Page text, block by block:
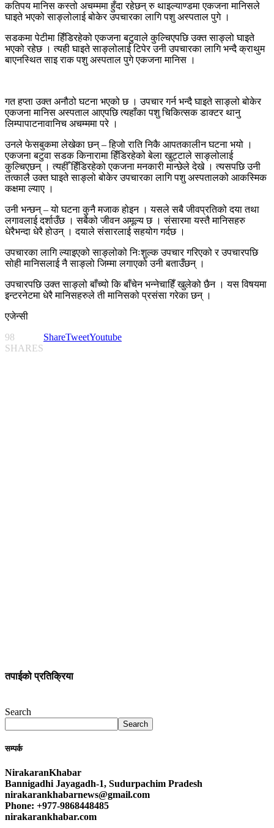
कतिपय मानिस कस्तो अचम्ममा हुँदा रहेछन् रु थाइल्याण्डमा एकजना मानिसले
घाइते भएको साङ्लोलाई बोकेर उपचारका लागि पशु अस्पताल पुगे ।
सडकमा पेटीमा हिँडिरहेको एकजना बटुवाले कुल्चिएपछि उक्त साङ्लो घाइते
भएको रहेछ । त्यही घाइते साङ्लोलाई टिपेर उनी उपचारका लागि भन्दै क्राथुम
बाएनस्थित साइ राक पशु अस्पताल पुगे एकजना मानिस ।
गत हप्ता उक्त अनौठो घटना भएको छ । उपचार गर्न भन्दै घाइते साङ्लो बोकेर
एकजना मानिस अस्पताल आएपछि त्यहाँका पशु चिकित्सक डाक्टर थानु
लिम्पापाटनावानिच अचम्ममा परे ।
उनले फेसबुकमा लेखेका छन् – हिजो राति निकै आपतकालीन घटना भयो ।
एकजना बटुवा सडक किनारामा हिँडिरहेको बेला खुट्टाले साङ्लोलाई
कुल्चिएछन् । त्यहीँ हिँडिरहेको एकजना मनकारी मान्छेले देखे । त्यसपछि उनी
तत्कालै उक्त घाइते साङ्लो बोकेर उपचारका लागि पशु अस्पतालको आकस्मिक
कक्षमा ल्याए ।
उनी भन्छन् – यो घटना कुनै मजाक होइन । यसले सबै जीवप्रतिको दया तथा
लगावलाई दर्शाउँछ । सबैको जीवन अमूल्य छ । संसारमा यस्तै मानिसहरु
धेरैभन्दा धेरै होउन् । दयाले संसारलाई सहयोग गर्दछ ।
उपचारका लागि ल्याइएको साङ्लोको निःशुल्क उपचार गरिएको र उपचारपछि
सोही मानिसलाई नै साङ्लो जिम्मा लगाएको उनी बताउँछन् ।
उपचारपछि उक्त साङ्लो बाँच्यो कि बाँचेन भन्नेचाहिँ खुलेको छैन । यस विषयमा
इन्टरनेटमा धेरै मानिसहरुले ती मानिसको प्रसंसा गरेका छन् ।
एजेन्सी
98
SHARES
ShareTweetYoutube
तपाईको प्रतिक्रिया
Search
Search
सम्पर्क
NirakaranKhabar
Bannigadhi Jayagadh-1, Sudurpachim Pradesh
nirakarankhabarnews@gmail.com
Phone: +977-9868448485
nirakarankhabar.com